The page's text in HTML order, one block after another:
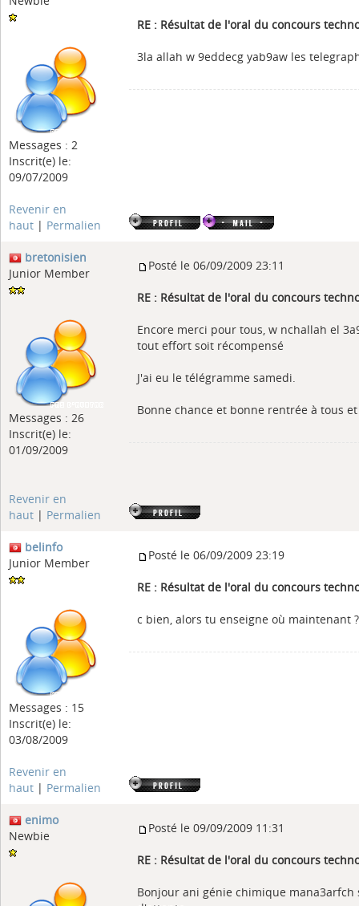
Messages : 2
Inscrit(e) le:
09/07/2009
RE : Résultat de l'oral du concours
3la allah w 9eddecg yab9aw les
Revenir en
haut | Permalien
bretonisien
Junior Member
Messages : 26
Inscrit(e) le:
01/09/2009
Posté le 06/09/2009 23:11
RE : Résultat de l'oral du concours
Encore merci pour tous, w nchallah el
tout effort soit récompensé
J'ai eu le télégramme samedi.
Bonne chance et bonne rentrée à tous
Revenir en
haut | Permalien
belinfo
Junior Member
Messages : 15
Inscrit(e) le:
03/08/2009
Posté le 06/09/2009 23:19
RE : Résultat de l'oral du concours
c bien, alors tu enseigne où maintenant
Revenir en
haut | Permalien
enimo
Newbie
Posté le 09/09/2009 11:31
RE : Résultat de l'oral du concours
Bonjour ani génie chimique mana3arfch